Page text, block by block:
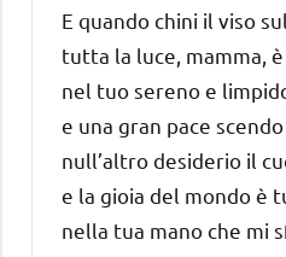
E quando chini il viso
tutta la luce, mamma,
nel tuo sereno e
e una gran pace
null’altro desiderio il
e la gioia del mondo è
nella tua mano che mi